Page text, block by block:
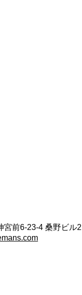
宮前6-23-4 桑野ビル2